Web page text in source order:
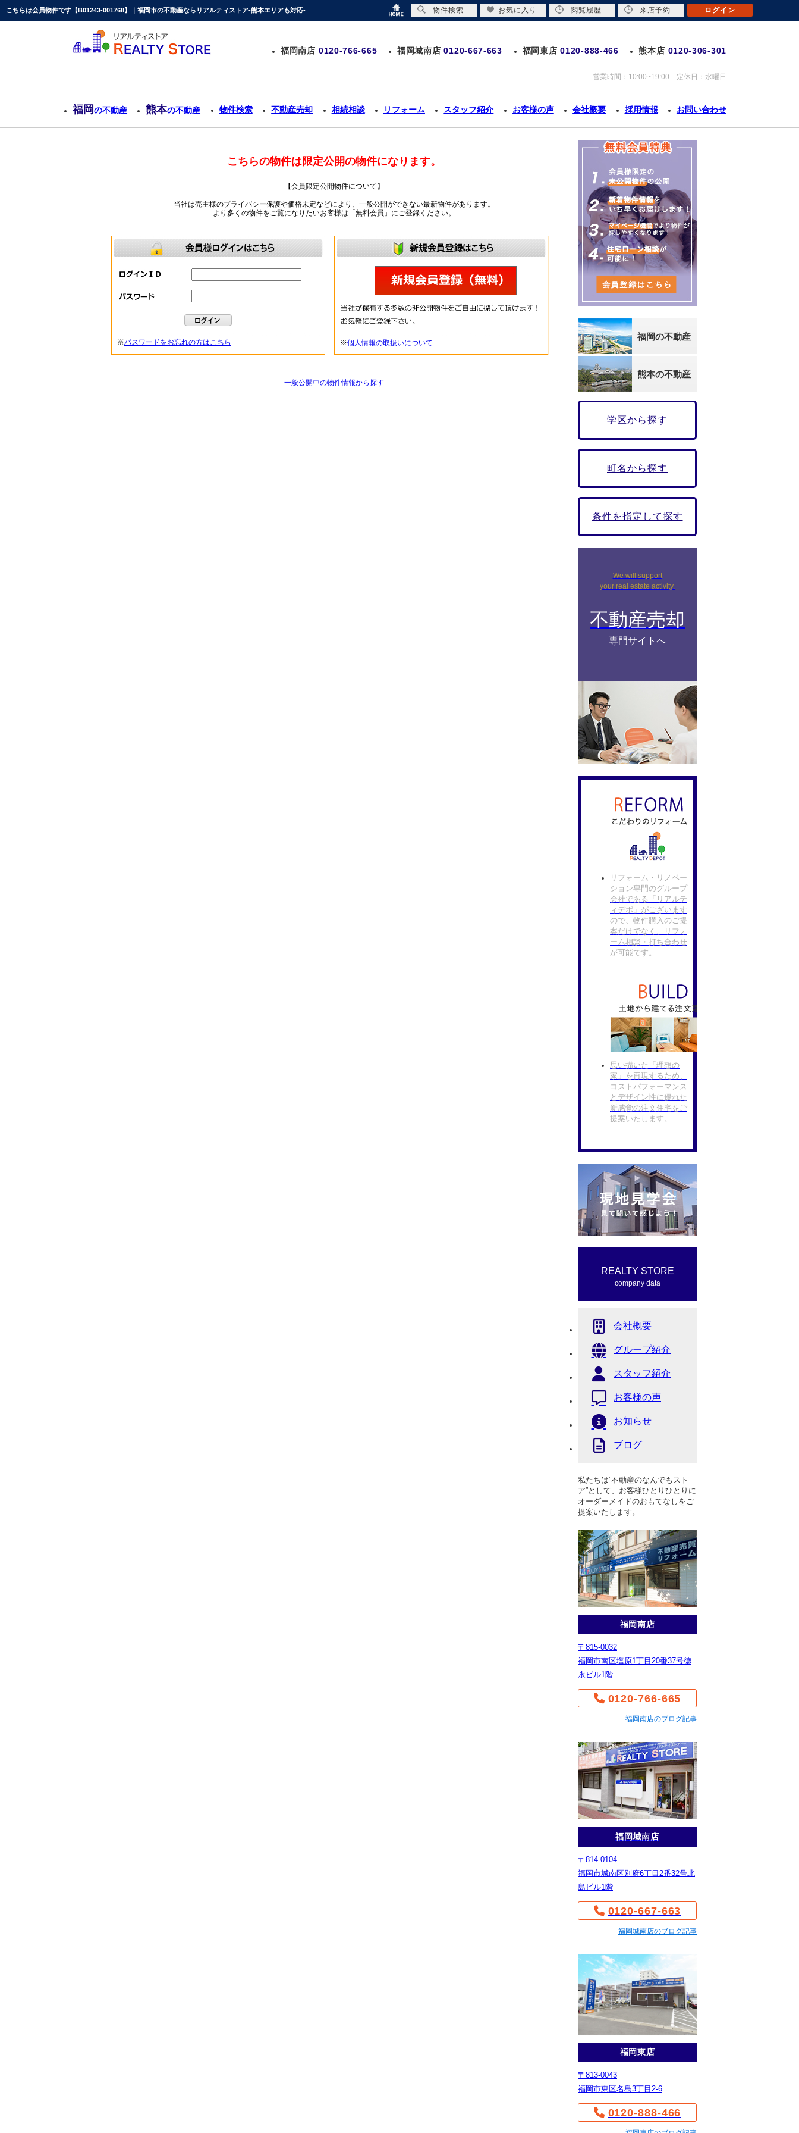
こちらは会員物件です【B01243-001768】｜福岡市の不動産ならリアルティストア-熊本エリアも対応-
福岡南店 0120-766-665 福岡城南店 0120-667-663 福岡東店 0120-888-466 熊本店 0120-306-301
営業時間：10:00~19:00 定休日：水曜日
福岡の不動産 熊本の不動産 物件検索 不動産売却 相続相談 リフォーム スタッフ紹介 お客様の声 会社概要 採用情報 お問い合わせ
こちらの物件は限定公開の物件になります。
【会員限定公開物件について】
当社は売主様のプライバシー保護や価格未定などにより、一般公開ができない最新物件があります。
より多くの物件をご覧になりたいお客様は「無料会員」にご登録ください。
※パスワードをお忘れの方はこちら ※個人情報の取扱いについて
一般公開中の物件情報から探す
福岡の不動産
熊本の不動産
学区から探す
町名から探す
条件を指定して探す
We will support
your real estate activity.
不動産売却
専門サイトへ
リフォーム・リノベー
ション専門のグループ
会社である「リアルテ
ィデポ」がございます
ので、物件購入のご提
案だけでなく、リフォ
ーム相談・打ち合わせ
が可能です。
思い描いた「理想の
家」を再現するため、
コストパフォーマンス
とデザイン性に優れた
新感覚の注文住宅をご
提案いたします。
REALTY STORE
company data
会社概要
グループ紹介
スタッフ紹介
お客様の声
お知らせ
ブログ
私たちは”不動産のなんでもスト
ア”として、お客様ひとりひとりに
オーダーメイドのおもてなしをご
提案いたします。
福岡南店
〒815-0032
福岡市南区塩原1丁目20番37号徳
永ビル1階
0120-766-665
福岡南店のブログ記事
福岡城南店
〒814-0104
福岡市城南区別府6丁目2番32号北
島ビル1階
0120-667-663
福岡城南店のブログ記事
福岡東店
〒813-0043
福岡市東区名島3丁目2-6
0120-888-466
物件検索 お気に入り 閲覧履歴 来店予約 ログイン